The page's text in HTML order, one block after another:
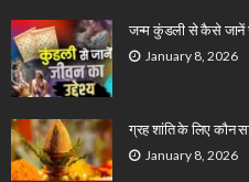
जन्म कुंडली से कैसे जानें
January 8, 2026
ग्रह शांति के लिए कौन
January 8, 2026